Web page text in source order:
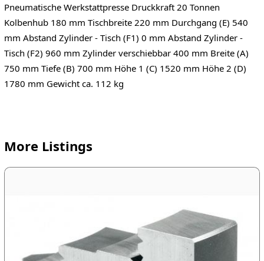
Pneumatische Werkstattpresse Druckkraft 20 Tonnen
Kolbenhub 180 mm Tischbreite 220 mm Durchgang (E) 540
mm Abstand Zylinder - Tisch (F1) 0 mm Abstand Zylinder -
Tisch (F2) 960 mm Zylinder verschiebbar 400 mm Breite (A)
750 mm Tiefe (B) 700 mm Höhe 1 (C) 1520 mm Höhe 2 (D)
1780 mm Gewicht ca. 112 kg
More Listings